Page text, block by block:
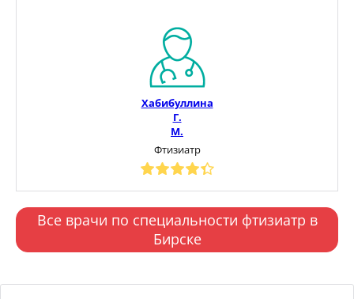
Хабибуллина
Г.
М.
Фтизиатр
Все врачи по специальности фтизиатр в
Бирске